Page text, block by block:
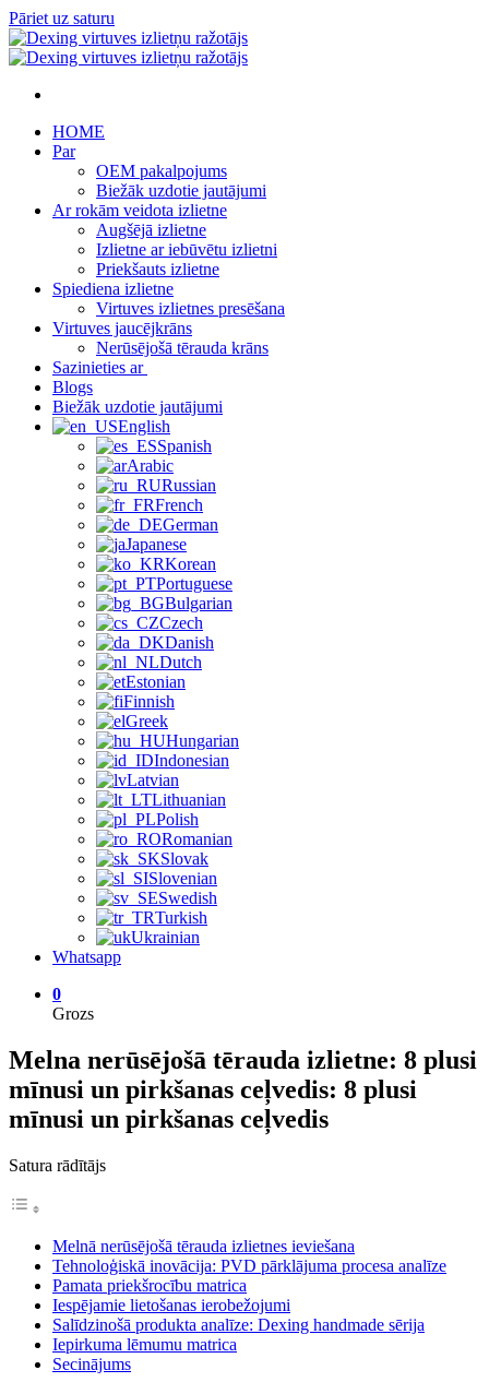
Pāriet uz saturu
HOME
Par
OEM pakalpojums
Biežāk uzdotie jautājumi
Ar rokām veidota izlietne
Augšējā izlietne
Izlietne ar iebūvētu izlietni
Priekšauts izlietne
Spiediena izlietne
Virtuves izlietnes presēšana
Virtuves jaucējkrāns
Nerūsējošā tērauda krāns
Sazinieties ar
Blogs
Biežāk uzdotie jautājumi
English
Spanish
Arabic
Russian
French
German
Japanese
Korean
Portuguese
Bulgarian
Czech
Danish
Dutch
Estonian
Finnish
Greek
Hungarian
Indonesian
Latvian
Lithuanian
Polish
Romanian
Slovak
Slovenian
Swedish
Turkish
Ukrainian
Whatsapp
0
Grozs
Melna nerūsējošā tērauda izlietne: 8 plusi
mīnusi un pirkšanas ceļvedis: 8 plusi
mīnusi un pirkšanas ceļvedis
Satura rādītājs
Melnā nerūsējošā tērauda izlietnes ieviešana
Tehnoloģiskā inovācija: PVD pārklājuma procesa analīze
Pamata priekšrocību matrica
Iespējamie lietošanas ierobežojumi
Salīdzinošā produkta analīze: Dexing handmade sērija
Iepirkuma lēmumu matrica
Secinājums